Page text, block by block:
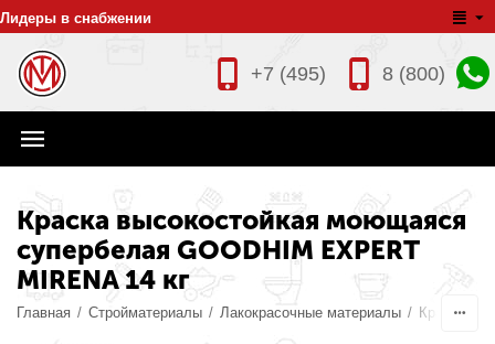
Лидеры в снабжении
8 (800)
+7 (495)
Краска высокостойкая моющаяся
супербелая GOODHIM EXPERT
MIRENA 14 кг
Главная / Стройматериалы / Лакокрасочные материалы / Краски